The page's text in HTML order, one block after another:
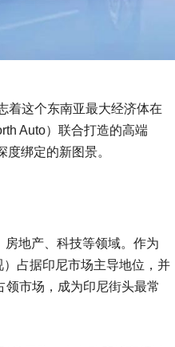
着这个东南亚最大经济体在
Auto）联合打造的高端
绑定的新图景。
地产、科技等领域。作为
占据印尼市场主导地位，并
市场，成为印尼街头最常